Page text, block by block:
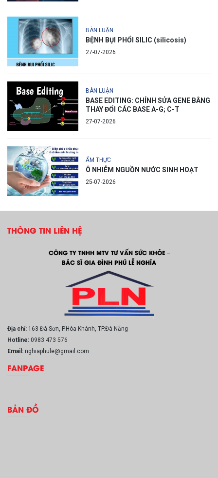
BÀN LUẬN
BỆNH BỤI PHỔI SILIC (silicosis)
27-07-2026
BÀN LUẬN
BASE EDITING: CHỈNH SỬA GENE BẰNG
THAY ĐỔI CÁC BASE A-G; C-T
27-07-2026
ẨM THỰC
Ô NHIỄM NGUỒN NƯỚC SINH HOẠT
25-07-2026
THÔNG TIN LIÊN HỆ
CÔNG TY TNHH MTV TƯ VẤN SỨC KHỎE –
BÁC SĨ GIA ĐÌNH PHÚ LỄ NGHĨA
Địa chỉ: 163 Đà Sơn, P.Hòa Khánh, TP.Đà Nẵng
Hotline: 0983 473 576
Email: nghiaphule@gmail.com
FANPAGE
BẢN ĐỒ